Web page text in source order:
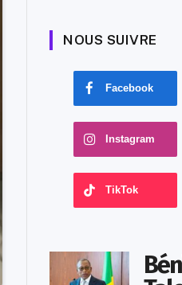
NOUS SUIVRE
Facebook
Instagram
TikTok